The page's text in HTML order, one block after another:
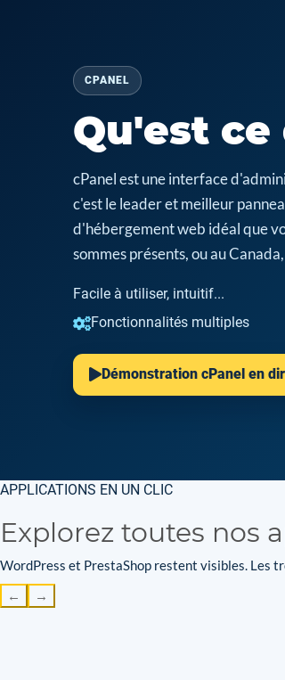
CPANEL
Qu'est ce
cPanel est une interface
c'est le leader et meilleur
d'hébergement web idéal que
sommes présents, ou au
Facile à utiliser, intuitif...
Fonctionnalités multiples
Démonstration cPanel en
APPLICATIONS EN UN CLIC
Explorez toutes nos
WordPress et PrestaShop restent visibles. Les
← →